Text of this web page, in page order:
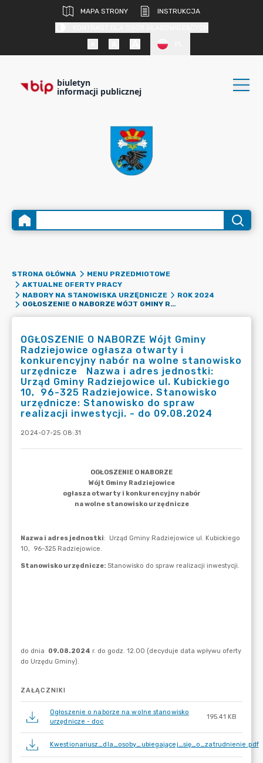
MAPA STRONY
INSTRUKCJA
biuletyn
informacji publicznej
STRONA GŁÓWNA
MENU PRZEDMIOTOWE
AKTUALNE OFERTY PRACY
NABORY NA STANOWISKA URZĘDNICZE
ROK 2024
OGŁOSZENIE O NABORZE WÓJT GMINY RADZIEJOWICE OGŁASZA OTWARTY I KONKURENCYJNY NABÓR NA WOLNE STANOWISKO URZĘDNICZE NAZWA I ADRES JEDNOSTKI: URZĄD GMINY RADZIEJOWICE UL. KUBICKIEGO 10, 96-325 RADZIEJOWICE. STANOWISKO URZĘDNICZE: STANOWISKO DO SPRAW REALIZACJI INWESTYCJI. - DO 09.08.2024
OGŁOSZENIE O NABORZE Wójt Gminy
Radziejowice ogłasza otwarty i
konkurencyjny nabór na wolne stanowisko
urzędnicze Nazwa i adres jednostki:
Urząd Gminy Radziejowice ul. Kubickiego
10, 96-325 Radziejowice. Stanowisko
urzędnicze: Stanowisko do spraw
realizacji inwestycji. - do 09.08.2024
2024-07-25 08:31
ZAŁĄCZNIKI
Ogłoszenie o naborze na wolne stanowisko
urzędnicze - doc
195.41 KB
Kwestionariusz_dla_osoby_ubiegającej_się_o_zatrudnienie.pdf